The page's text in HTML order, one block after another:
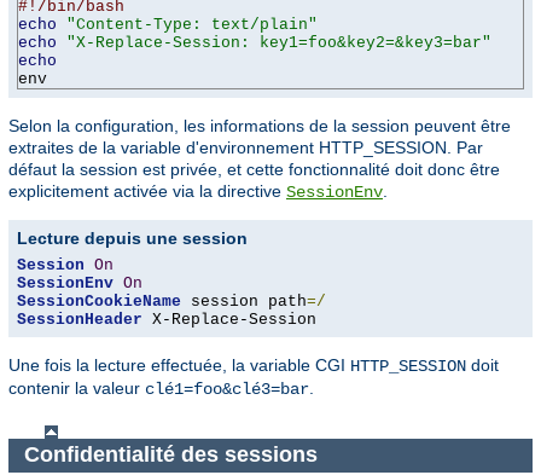
#!/bin/bash
echo
"Content-Type: text/plain"
echo
"X-Replace-Session: key1=foo&key2=&key3=bar"
echo
env
Selon la configuration, les informations de la session peuvent être
extraites de la variable d'environnement HTTP_SESSION. Par
défaut la session est privée, et cette fonctionnalité doit donc être
explicitement activée via la directive SessionEnv
Lecture depuis une session
Session On
SessionEnv On
SessionCookieName session path=/
SessionHeader X-Replace-Session
Une fois la lecture effectuée, la variable CGI HTTP_SESSION doit
contenir la valeur clé1=foo&clé3=bar
Confidentialité des sessions